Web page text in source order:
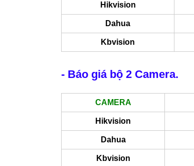
Hikvision
Dahua
Kbvision
- Báo giá bộ 2 Camera.
CAMERA
Hikvision
Dahua
Kbvision